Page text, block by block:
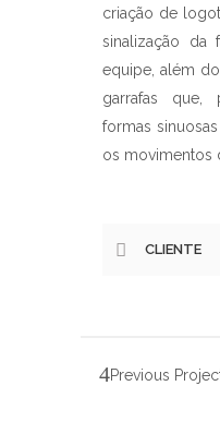
criação de
sinalização da
equipe, além
garrafas que,
formas
os movimentos
CLIENTE
Previous